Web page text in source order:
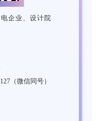
企业、设计院
（微信同号）